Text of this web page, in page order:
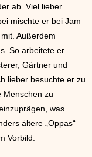
ab. Viel lieber
mischte er bei Jam
Außerdem
So arbeitete er
Gärtner und
lieber besuchte er zu
Menschen zu
was
ältere „Oppas“
Vorbild.